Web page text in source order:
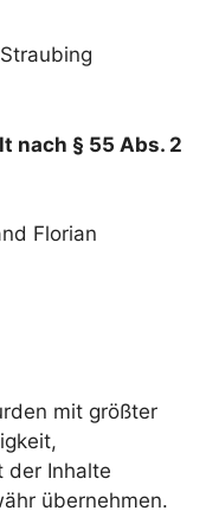
nach § 55 Abs. 2
Florian
mit größter
der Inhalte
übernehmen.